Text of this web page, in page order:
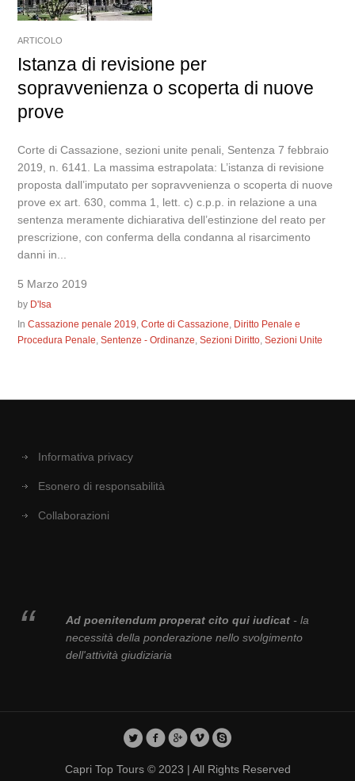
ARTICOLO
Istanza di revisione per
sopravvenienza o scoperta di nuove
prove
Corte di Cassazione, sezioni unite penali, Sentenza 7 febbraio
2019, n. 6141. La massima estrapolata: L’istanza di revisione
proposta dall’imputato per sopravvenienza o scoperta di nuove
prove ex art. 630, comma 1, lett. c) c.p.p. in relazione a una
sentenza meramente dichiarativa dell’estinzione del reato per
prescrizione, con conferma della condanna al risarcimento
danni in...
5 Marzo 2019
by D'Isa
InCassazione penale 2019,Corte di Cassazione, Diritto Penale e
Procedura Penale,Sentenze - Ordinanze,Sezioni Diritto,Sezioni Unite
Informativa privacy
Esonero di responsabilità
Collaborazioni
Ad poenitendum properat cito qui iudicat- la
necessità della ponderazione nello svolgimento
dell'attività giudiziaria
Capri Top Tours © 2023 | All Rights Reserved